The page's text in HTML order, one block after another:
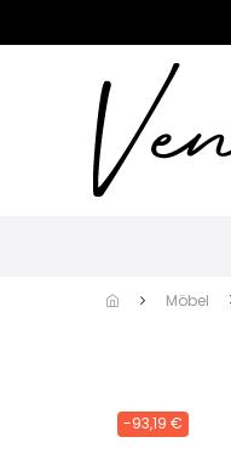
Möbel
-93,19 €